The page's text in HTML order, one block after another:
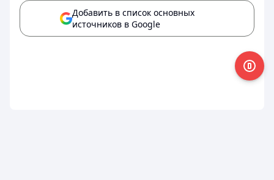
Добавить в список основных
источников в Google